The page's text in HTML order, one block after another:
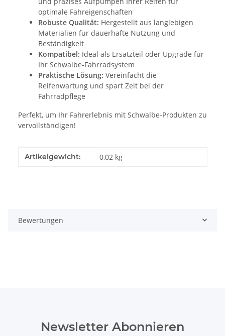
optimale Fahreigenschaften
Robuste Qualität: Hergestellt aus langlebigen
Materialien für dauerhafte Nutzung und
Beständigkeit
Kompatibel: Ideal als Ersatzteil oder Upgrade für
Ihr Schwalbe-Fahrradsystem
Praktische Lösung: Vereinfacht die
Reifenwartung und spart Zeit bei der
Fahrradpflege
Perfekt, um Ihr Fahrerlebnis mit Schwalbe-Produkten zu
vervollständigen!
Produkteigenschaft
Wert
Artikelgewicht: 0,02 kg
Bewertungen
Newsletter Abonnieren